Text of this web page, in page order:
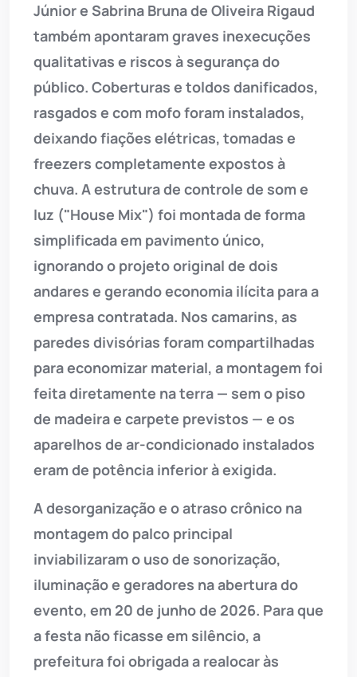
Júnior e Sabrina Bruna de Oliveira Rigaud
também apontaram graves inexecuções
qualitativas e riscos à segurança do
público. Coberturas e toldos danificados,
rasgados e com mofo foram instalados,
deixando fiações elétricas, tomadas e
freezers completamente expostos à
chuva. A estrutura de controle de som e
luz ("House Mix") foi montada de forma
simplificada em pavimento único,
ignorando o projeto original de dois
andares e gerando economia ilícita para a
empresa contratada. Nos camarins, as
paredes divisórias foram compartilhadas
para economizar material, a montagem foi
feita diretamente na terra — sem o piso
de madeira e carpete previstos — e os
aparelhos de ar-condicionado instalados
eram de potência inferior à exigida.
A desorganização e o atraso crônico na
montagem do palco principal
inviabilizaram o uso de sonorização,
iluminação e geradores na abertura do
evento, em 20 de junho de 2026. Para que
a festa não ficasse em silêncio, a
prefeitura foi obrigada a realocar às